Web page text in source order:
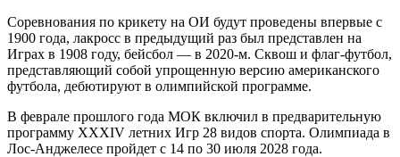
Соревнования по крикету на ОИ будут проведены впервые с
1900 года, лакросс в предыдущий раз был представлен на
Играх в 1908 году, бейсбол — в 2020-м. Сквош и флаг-футбол,
представляющий собой упрощенную версию американского
футбола, дебютируют в олимпийской программе.
В феврале прошлого года МОК включил в предварительную
программу XXXIV летних Игр 28 видов спорта. Олимпиада в
Лос-Анджелесе пройдет с 14 по 30 июля 2028 года.